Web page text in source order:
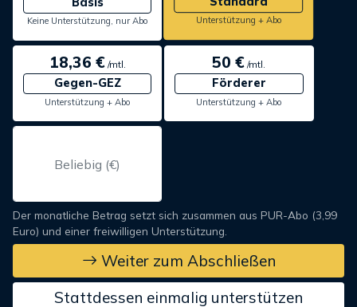
Keine Unterstützung, nur Abo Unterstützung + Abo
18,36 €/mtl.
Gegen-GEZ
Unterstützung + Abo
50 € /mtl.
Förderer
Unterstützung + Abo
Der monatliche Betrag setzt sich zusammen aus PUR-Abo (3,99
Euro) und einer freiwilligen Unterstützung.
Weiter zum Abschließen
Stattdessen einmalig unterstützen